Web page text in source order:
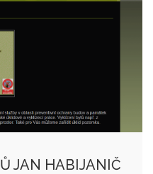
JAN HABIJANIČ